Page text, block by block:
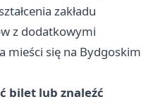
zakładu
z dodatkowymi
mieści się na Bydgoskim
bilet lub znaleźć